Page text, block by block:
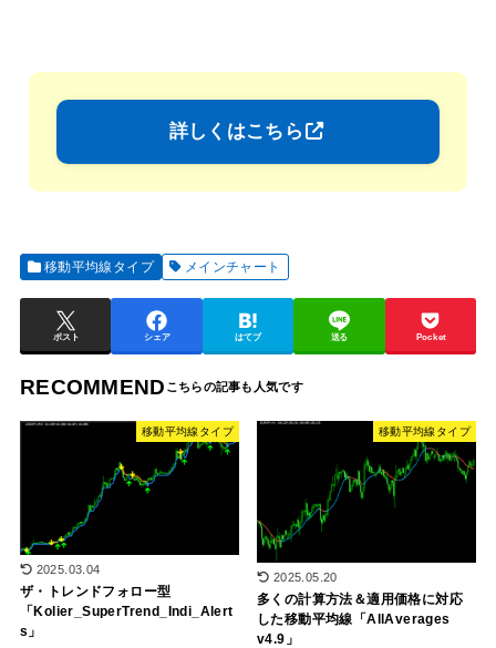
詳しくはこちら
移動平均線タイプ メインチャート
ポスト シェア はてブ 送る Pocket
RECOMMEND
移動平均線タイプ
2025.03.04
ザ・トレンドフォロー型
「Kolier_SuperTrend_Indi_Alert
s」
移動平均線タイプ
2025.05.20
多くの計算方法＆適用価格に対応
した移動平均線「AllAverages
v4.9」